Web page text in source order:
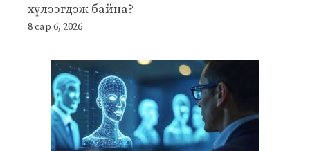
хүлээгдэж байна?
8 сар 6, 2026